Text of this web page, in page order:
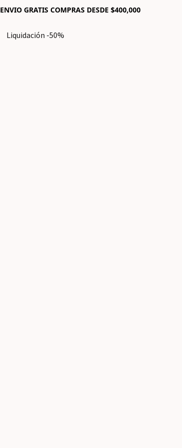
ENVIO GRATIS COMPRAS DESDE $400,000
Liquidación -50%